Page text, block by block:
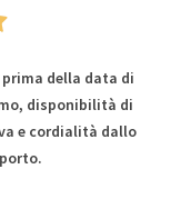
prima della data di
disponibilità di
e cordialità dallo